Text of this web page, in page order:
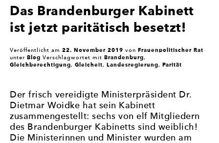
stärkere Frauenbeteiligung in der Politik zu
erreichen.
Das Brandenburger Kabinett
ist jetzt paritätisch besetzt!
Veröffentlicht am 22. November 2019 von Frauenpolitischer Rat
unter Blog Verschlagwortet mit Brandenburg,
Gleichberechtigung, Gleicheit, Landesregierung, Parität
Der frisch vereidigte Ministerpräsident Dr.
Dietmar Woidke hat sein Kabinett
zusammengestellt: sechs von elf Mitgliedern
des Brandenburger Kabinetts sind weiblich!
Die Ministerinnen und Minister wurden am